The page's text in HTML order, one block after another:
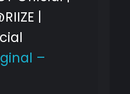
|
–